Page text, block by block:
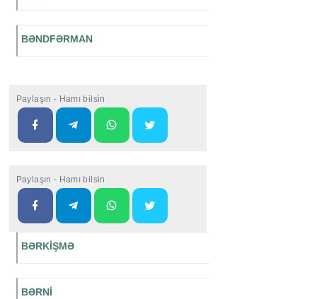
BƏNDFƏRMAN
Paylaşın - Hamı bilsin
Paylaşın - Hamı bilsin
BƏRKİŞMƏ
BƏRNİ